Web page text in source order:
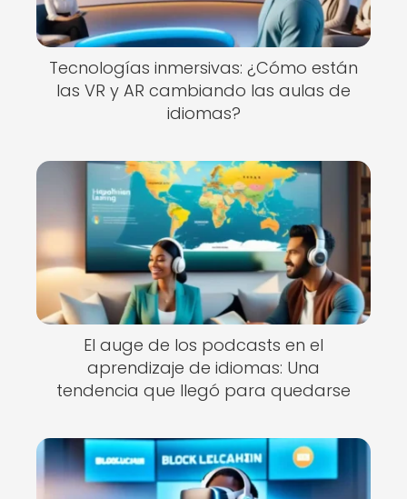
Tecnologías inmersivas: ¿Cómo están
las VR y AR cambiando las aulas de
idiomas?
El auge de los podcasts en el
aprendizaje de idiomas: Una
tendencia que llegó para quedarse